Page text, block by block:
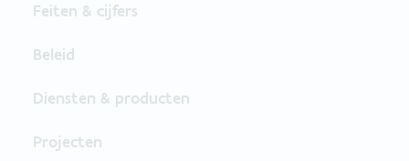
Feiten & cijfers
Beleid
Diensten & producten
Projecten